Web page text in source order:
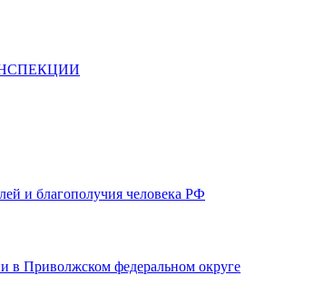
и благополучия человека РФ
в Приволжском федеральном округе